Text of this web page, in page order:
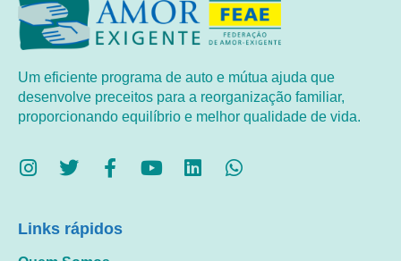
Um eficiente programa de auto e mútua ajuda que
desenvolve preceitos para a reorganização familiar,
proporcionando equilíbrio e melhor qualidade de vida.
Links rápidos